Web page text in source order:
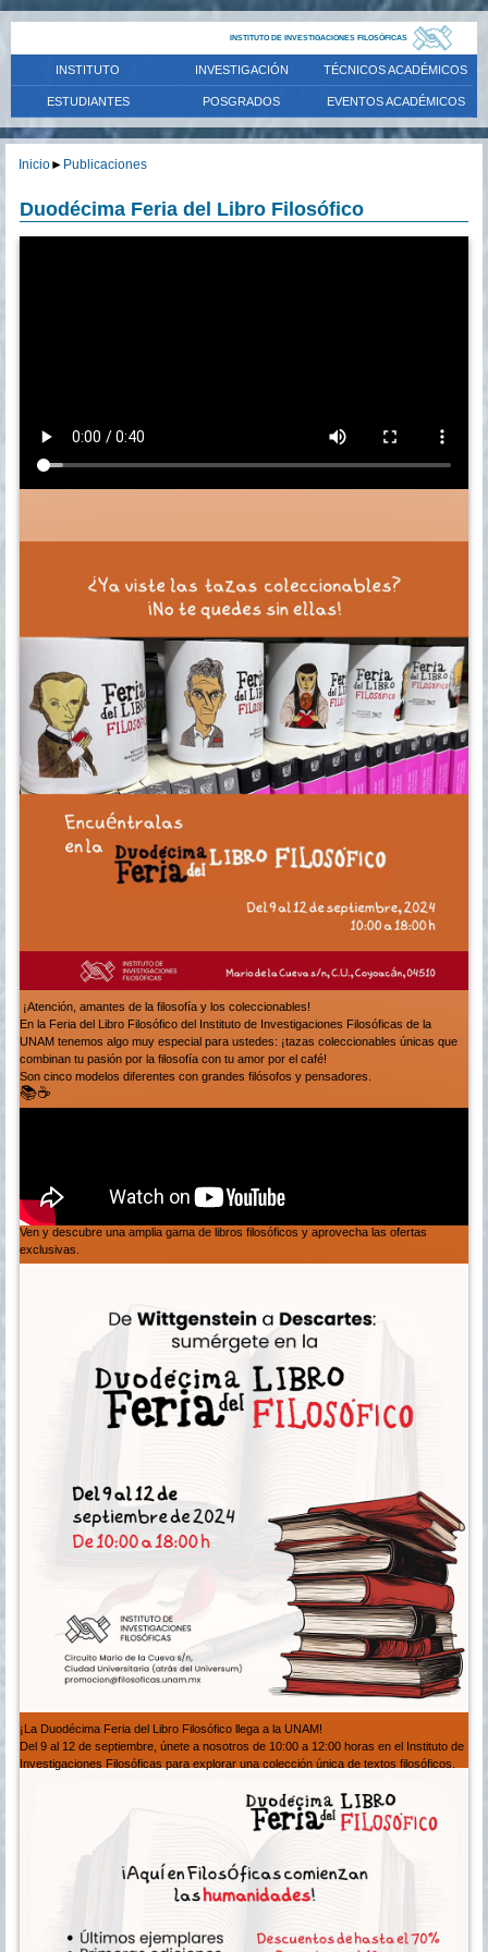
INSTITUTO DE INVESTIGACIONES FILOSÓFICAS
INSTITUTO INVESTIGACIÓN TÉCNICOS ACADÉMICOS
ESTUDIANTES POSGRADOS EVENTOS ACADÉMICOS
Inicio► Publicaciones
Duodécima Feria del Libro Filosófico
¡Atención, amantes de la filosofía y los coleccionables!
En la Feria del Libro Filosófico del Instituto de Investigaciones Filosóficas de la
UNAM tenemos algo muy especial para ustedes: ¡tazas coleccionables únicas que
combinan tu pasión por la filosofía con tu amor por el café!
Son cinco modelos diferentes con grandes filósofos y pensadores.
📚☕
Ven y descubre una amplia gama de libros filosóficos y aprovecha las ofertas
exclusivas.
¡La Duodécima Feria del Libro Filosófico llega a la UNAM!
Del 9 al 12 de septiembre, únete a nosotros de 10:00 a 12:00 horas en el Instituto de
Investigaciones Filosóficas para explorar una colección única de textos filosóficos.